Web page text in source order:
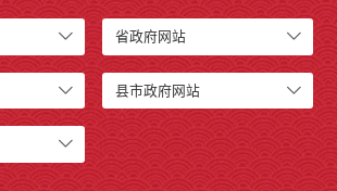
省政府网站
县市政府网站